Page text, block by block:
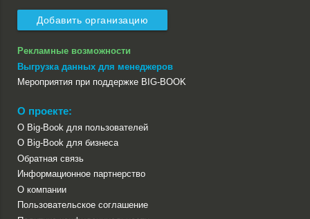
Добавить организацию
Рекламные возможности
Выгрузка данных для менеджеров
Мероприятия при поддержке BIG-BOOK
О проекте:
О Big-Book для пользователей
О Big-Book для бизнеса
Обратная связь
Информационное партнерство
О компании
Пользовательское соглашение